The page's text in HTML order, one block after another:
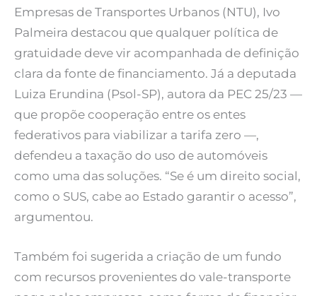
Empresas de Transportes Urbanos (NTU), Ivo
Palmeira destacou que qualquer política de
gratuidade deve vir acompanhada de definição
clara da fonte de financiamento. Já a deputada
Luiza Erundina (Psol-SP), autora da PEC 25/23 —
que propõe cooperação entre os entes
federativos para viabilizar a tarifa zero —,
defendeu a taxação do uso de automóveis
como uma das soluções. “Se é um direito social,
como o SUS, cabe ao Estado garantir o acesso”,
argumentou.
Também foi sugerida a criação de um fundo
com recursos provenientes do vale-transporte